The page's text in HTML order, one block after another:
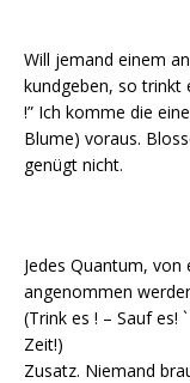
Will jemand einem
kundgeben, so trinkt
!” Ich komme die
Blume) voraus.
genügt nicht.
Jedes Quantum, von
angenommen
(Trink es ! – Sauf es!
Zeit!)
Zusatz. Niemand